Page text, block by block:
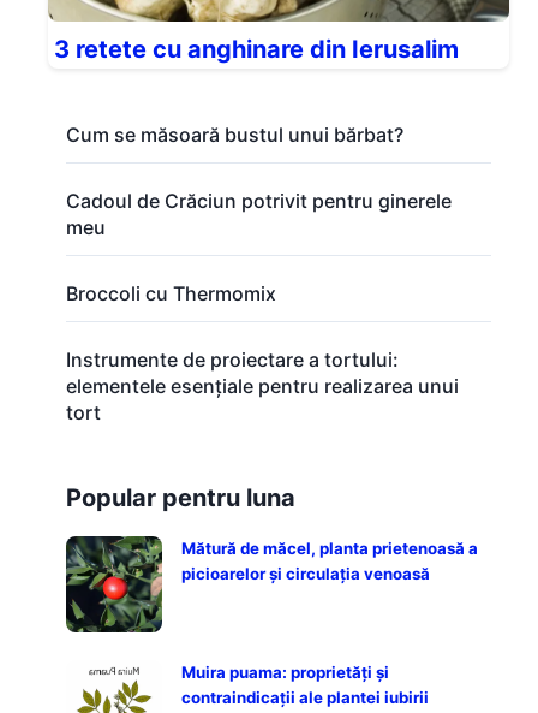
3 retete cu anghinare din Ierusalim
Cum se măsoară bustul unui bărbat?
Cadoul de Crăciun potrivit pentru ginerele
meu
Broccoli cu Thermomix
Instrumente de proiectare a tortului:
elementele esențiale pentru realizarea unui
tort
Popular pentru luna
Mătură de măcel, planta prietenoasă a
picioarelor și circulația venoasă
Muira puama: proprietăți și
contraindicații ale plantei iubirii